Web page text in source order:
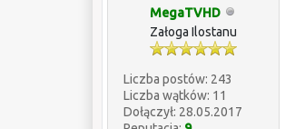
MegaTVHD
Załoga Ilostanu
Liczba postów: 243
Liczba wątków: 11
Dołączył: 28.05.2017